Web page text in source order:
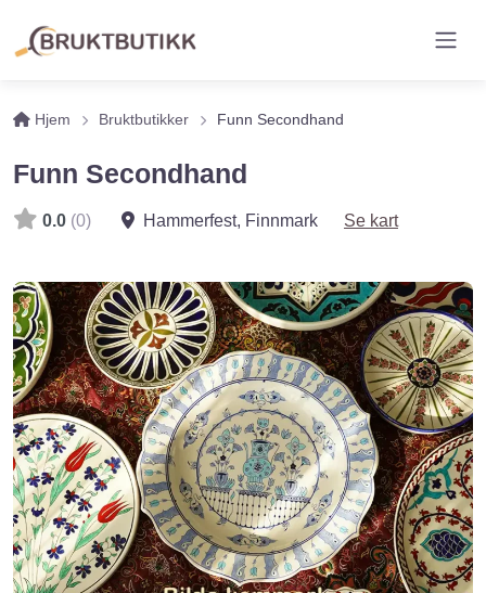
Hjem Bruktbutikker Funn Secondhand
Funn Secondhand
0.0 (0) Hammerfest, Finnmark Se kart